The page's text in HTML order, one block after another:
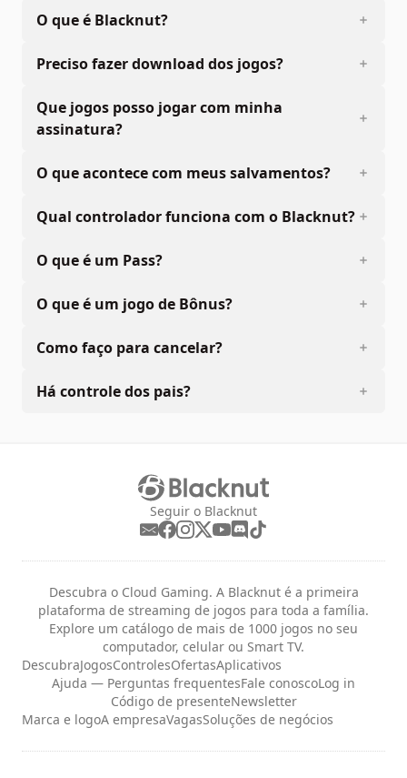
O que é Blacknut?
Preciso fazer download dos jogos?
Que jogos posso jogar com minha
assinatura?
O que acontece com meus salvamentos?
Qual controlador funciona com o Blacknut?
O que é um Pass?
O que é um jogo de Bônus?
Como faço para cancelar?
Há controle dos pais?
Seguir o Blacknut
Descubra o Cloud Gaming. A Blacknut é a primeira
plataforma de streaming de jogos para toda a família.
Explore um catálogo de mais de 1000 jogos no seu
computador, celular ou Smart TV.
DescubraJogosControlesOfertasAplicativos
Ajuda — Perguntas frequentesFale conoscoLog in
Código de presenteNewsletter
Marca e logoA empresaVagasSoluções de negócios